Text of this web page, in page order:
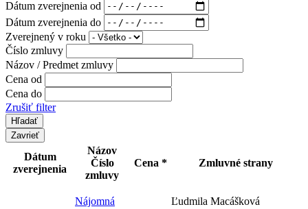
Dátum zverejnenia od
Dátum zverejnenia do
Zverejnený v roku
Číslo zmluvy
Názov / Predmet zmluvy
Cena od
Cena do
Zrušiť filter
Zavrieť
Dátum
zverejnenia
Názov
Číslo
zmluvy
Cena * Zmluvné strany
Nájomná
Ľudmila Macášková